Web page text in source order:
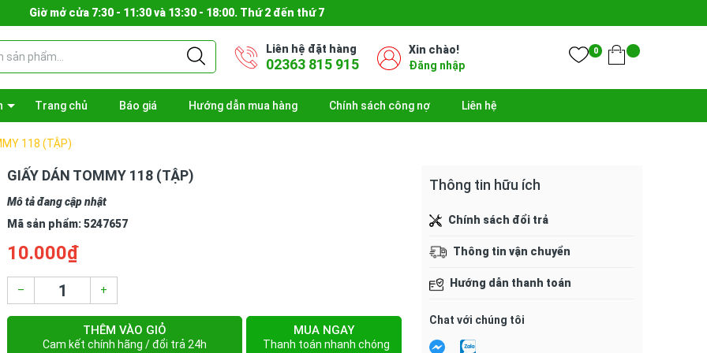
Giờ mở cửa 7:30 - 11:30 và 13:30 - 18:00. Thứ 2 đến thứ 7
Liên hệ đặt hàng
02363 815 915
Xin chào!
Đăng nhập
0
Trang chủ Báo giá Hướng dẫn mua hàng Chính sách công nợ Liên hệ
118 (TẬP)
GIẤY DÁN TOMMY 118 (TẬP)
Mô tả đang cập nhật
Mã sản phẩm:5247657
10.000₫
– +
THÊM VÀO GIỎ
Cam kết chính hãng / đổi trả 24h
MUA NGAY
Thanh toán nhanh chóng
Thông tin hữu ích
Chính sách đổi trả
Thông tin vận chuyển
Hướng dẫn thanh toán
Chat với chúng tôi